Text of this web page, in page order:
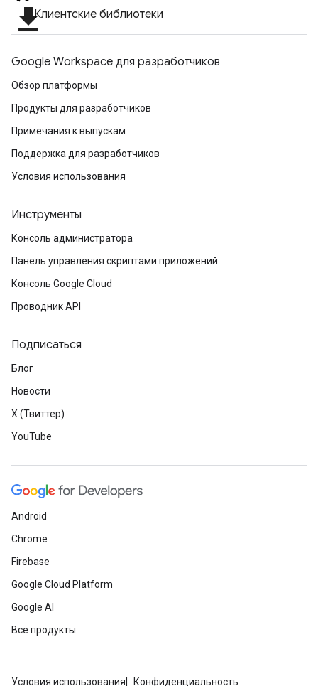
file_downloadКлиентские библиотеки
Google Workspace для разработчиков
Обзор платформы
Продукты для разработчиков
Примечания к выпускам
Поддержка для разработчиков
Условия использования
Инструменты
Консоль администратора
Панель управления скриптами приложений
Консоль Google Cloud
Проводник API
Подписаться
Блог
Новости
X (Твиттер)
YouTube
Android
Chrome
Firebase
Google Cloud Platform
Google AI
Все продукты
Условия использования Конфиденциальность